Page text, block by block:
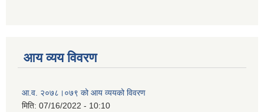
आय व्यय विवरण
आ.व. २०७८।०७९ को आय व्ययको विवरण
मिति: 07/16/2022 - 10:10